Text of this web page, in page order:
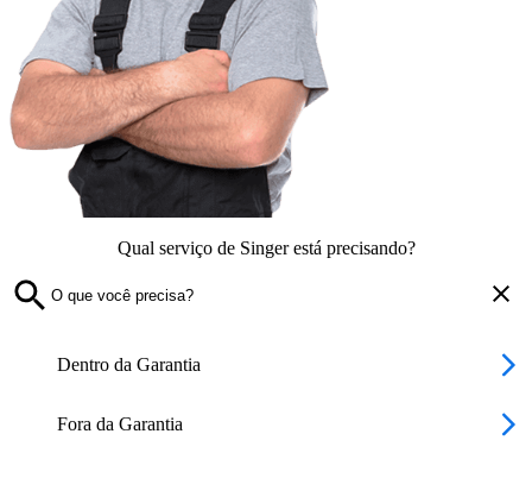
Qual serviço de Singer está precisando?
Dentro da Garantia
Fora da Garantia